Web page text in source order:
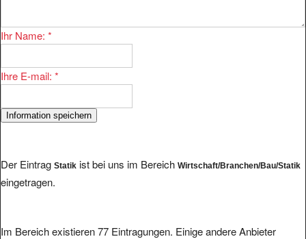
Ihr Name: *
Ihre E-mail: *
Der Eintrag Statik ist bei uns im Bereich Wirtschaft/Branchen/Bau/Statik
eingetragen.
Im Bereich existieren 77 Eintragungen. Einige andere Anbieter